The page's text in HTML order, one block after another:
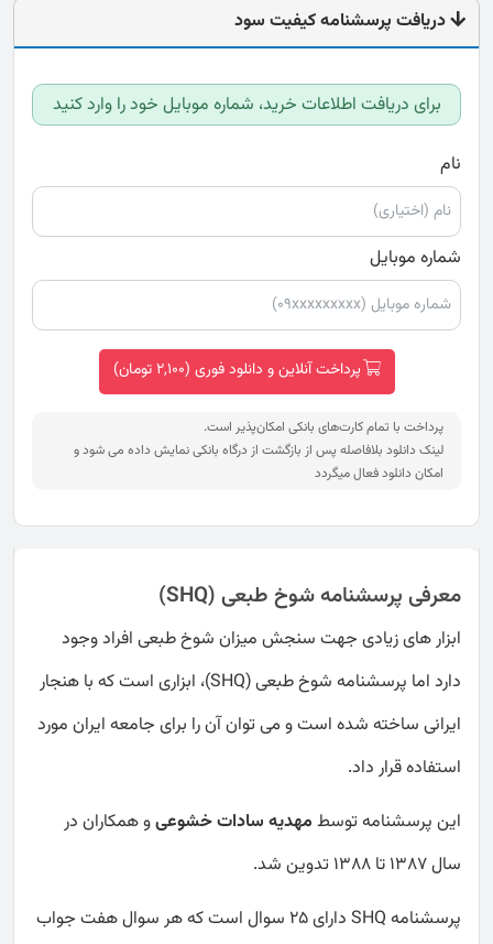
دریافت پرسشنامه کیفیت سود
برای دریافت اطلاعات خرید، شماره موبایل خود را وارد کنید
نام
شماره موبایل
پرداخت آنلاین و دانلود فوری (2,100 تومان)
پرداخت با تمام کارت‌های بانکی امکان‌پذیر است.
لینک دانلود بلافاصله پس از بازگشت از درگاه بانکی نمایش داده می شود و
امکان دانلود فعال میگردد
معرفی پرسشنامه شوخ طبعی (SHQ)
ابزار های زیادی جهت سنجش میزان شوخ طبعی افراد وجود
دارد اما پرسشنامه شوخ طبعی (SHQ)، ابزاری است که با هنجار
ایرانی ساخته شده است و می توان آن را برای جامعه ایران مورد
استفاده قرار داد.
این پرسشنامه توسطمهدیه سادات خشوعیو همکاران در
سال 1387 تا 1388 تدوین شد.
پرسشنامه SHQ دارای 25 سوال است که هر سوال هفت جواب